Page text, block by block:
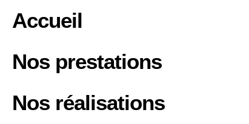
Accueil
Nos prestations
Nos réalisations